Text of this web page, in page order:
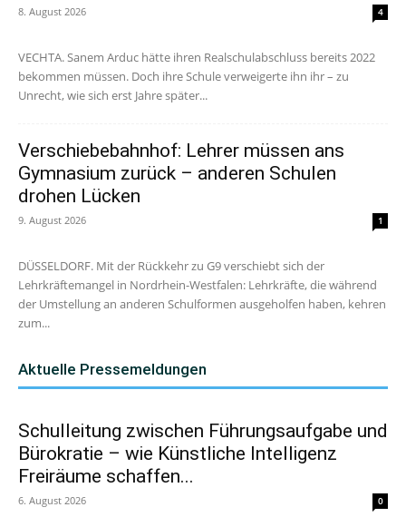
8. August 2026 4
VECHTA. Sanem Arduc hätte ihren Realschulabschluss bereits 2022
bekommen müssen. Doch ihre Schule verweigerte ihn ihr – zu
Unrecht, wie sich erst Jahre später...
Verschiebebahnhof: Lehrer müssen ans
Gymnasium zurück – anderen Schulen
drohen Lücken
9. August 2026 1
DÜSSELDORF. Mit der Rückkehr zu G9 verschiebt sich der
Lehrkräftemangel in Nordrhein-Westfalen: Lehrkräfte, die während
der Umstellung an anderen Schulformen ausgeholfen haben, kehren
zum...
Aktuelle Pressemeldungen
Schulleitung zwischen Führungsaufgabe und
Bürokratie – wie Künstliche Intelligenz
Freiräume schaffen...
6. August 2026 0